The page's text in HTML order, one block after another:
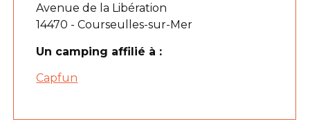
Avenue de la Libération
14470 - Courseulles-sur-Mer
Un camping affilié à :
Capfun